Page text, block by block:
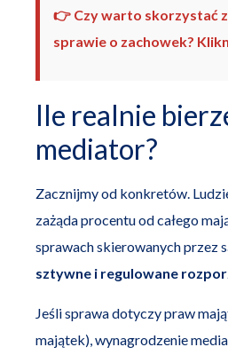
👉 Czy warto skorzystać
sprawie o zachowek?
Ile realnie
mediator?
Zacznijmy od konkretów.
zażąda procentu od całego
sprawach skierowanych przez
sztywne i regulowane
Jeśli sprawa dotyczy praw
majątek), wynagrodzenie